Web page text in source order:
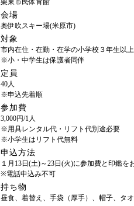
栗東市民体育館
会場
奥伊吹スキー場(米原市)
対象
市内在住・在勤・在学の小学校３年生以上
※小・中学生は保護者同伴
定員
40人
※申込先着順
参加費
3,000円/1人
※用具レンタル代・リフト代別途必要
※小学生はリフト代無料
申込方法
１月13日(土)～23日(火)に参加費と印鑑
※電話申込み不可
持ち物
昼食、着替え、手袋（厚手）、帽子、タ